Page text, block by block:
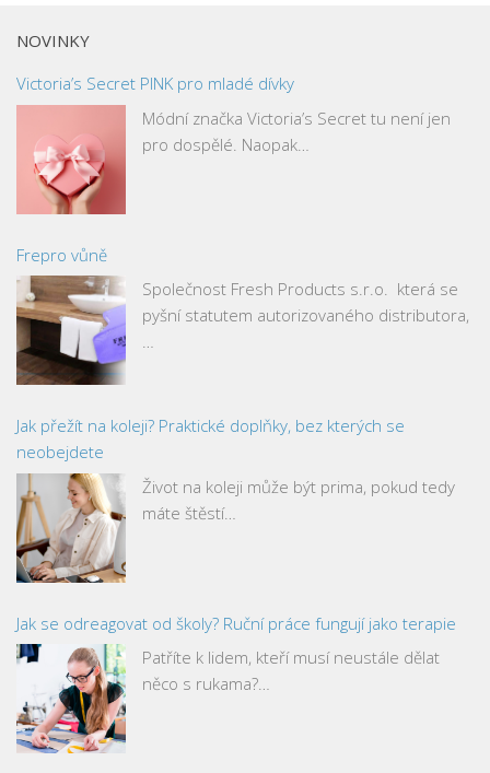
NOVINKY
Victoria’s Secret PINK pro mladé dívky
Módní značka Victoria’s Secret tu není jen
pro dospělé. Naopak…
Frepro vůně
Společnost Fresh Products s.r.o. která se
pyšní statutem autorizovaného distributora,
…
Jak přežít na koleji? Praktické doplňky, bez kterých se
neobejdete
Život na koleji může být prima, pokud tedy
máte štěstí…
Jak se odreagovat od školy? Ruční práce fungují jako terapie
Patříte k lidem, kteří musí neustále dělat
něco s rukama?…